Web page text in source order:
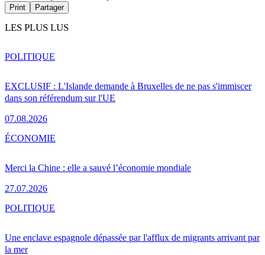
Print Partager
LES PLUS LUS
EXCLUSIF : L'Islande demande à Bruxelles de ne pas s'immiscer
dans son référendum sur l'UE
07.08.2026
POLITIQUE
Merci la Chine : elle a sauvé l’économie mondiale
27.07.2026
ÉCONOMIE
Une enclave espagnole dépassée par l'afflux de migrants arrivant par
la mer
POLITIQUE